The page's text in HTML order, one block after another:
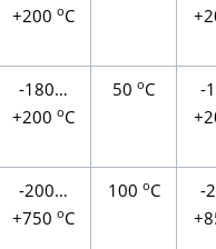
+200 оС
-180…
+200 оС
50 оС
-
-200…
+750 оС
100 оС
-